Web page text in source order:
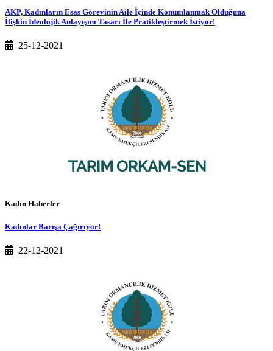
AKP, Kadınların Esas Görevinin Aile İçinde Konumlanmak Olduğuna
İlişkin İdeolojik Anlayışını Tasarı İle Pratikleştirmek İstiyor!
25-12-2021
Kadın Haberler
Kadınlar Barışa Çağırıyor!
22-12-2021